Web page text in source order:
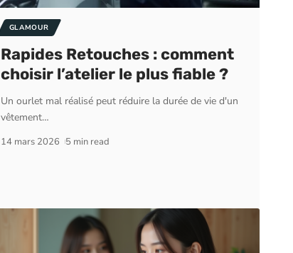
GLAMOUR
Rapides Retouches : comment
choisir l’atelier le plus fiable ?
Un ourlet mal réalisé peut réduire la durée de vie d'un
vêtement…
14 mars 2026 5 min read